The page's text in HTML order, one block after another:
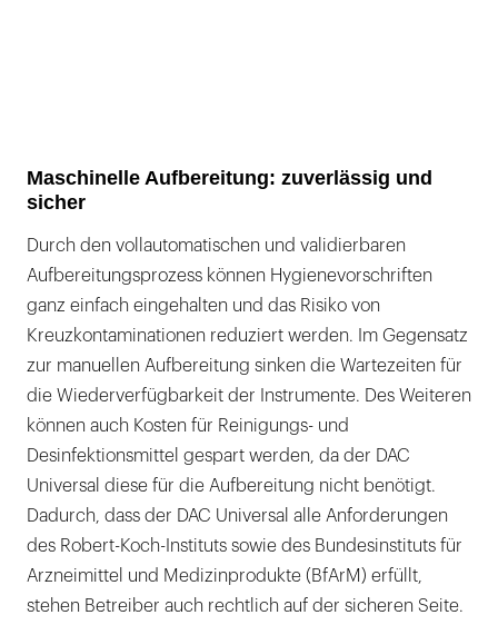
Maschinelle Aufbereitung: zuverlässig und
sicher
Durch den vollautomatischen und validierbaren
Aufbereitungsprozess können Hygienevorschriften
ganz einfach eingehalten und das Risiko von
Kreuzkontaminationen reduziert werden. Im Gegensatz
zur manuellen Aufbereitung sinken die Wartezeiten für
die Wiederverfügbarkeit der Instrumente. Des Weiteren
können auch Kosten für Reinigungs- und
Desinfektionsmittel gespart werden, da der DAC
Universal diese für die Aufbereitung nicht benötigt.
Dadurch, dass der DAC Universal alle Anforderungen
des Robert-Koch-Instituts sowie des Bundesinstituts für
Arzneimittel und Medizinprodukte (BfArM) erfüllt,
stehen Betreiber auch rechtlich auf der sicheren Seite.